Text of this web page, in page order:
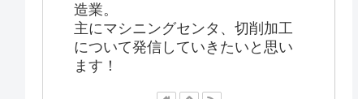
造業。
主にマシニングセンタ、切削加工
について発信していきたいと思い
ます！